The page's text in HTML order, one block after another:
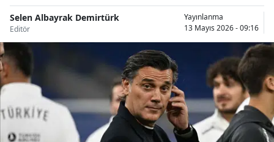
Bingöl
Bolu
Burdur
Bursa
Çanakkale
Selen Albayrak Demirtürk
Editör
Yayınlanma
13 Mayıs 2026 - 09:16